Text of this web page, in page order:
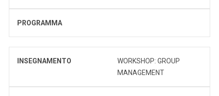
PROGRAMMA
INSEGNAMENTO
WORKSHOP: GROUP
MANAGEMENT